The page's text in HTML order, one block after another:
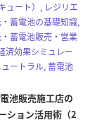
ュート）, レジリエ
蓄電池の基礎知識,
蓄電池販売・営業
済効果シミュレー
ートラル, 蓄電池
池販売施工店の
ション活用術（2